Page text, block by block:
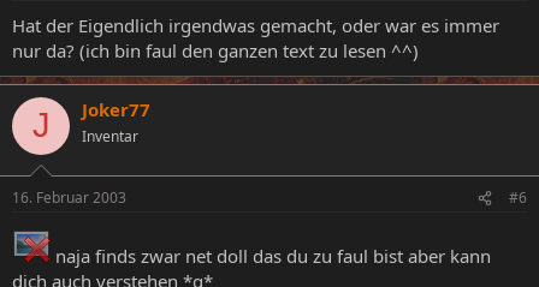
Hat der Eigendlich irgendwas gemacht, oder war es immer
nur da? (ich bin faul den ganzen text zu lesen ^^)
J Joker77
Inventar
16. Februar 2003 #6
naja finds zwar net doll das du zu faul bist aber kann
dich auch verstehen *g*